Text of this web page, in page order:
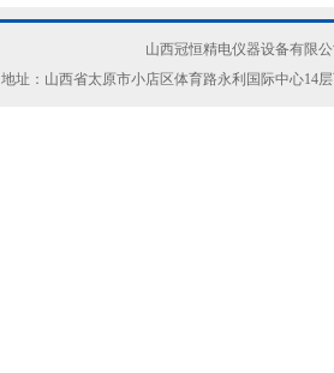
山西冠恒精电仪器设备有限
地址：山西省太原市小店区体育路永利国际中心14